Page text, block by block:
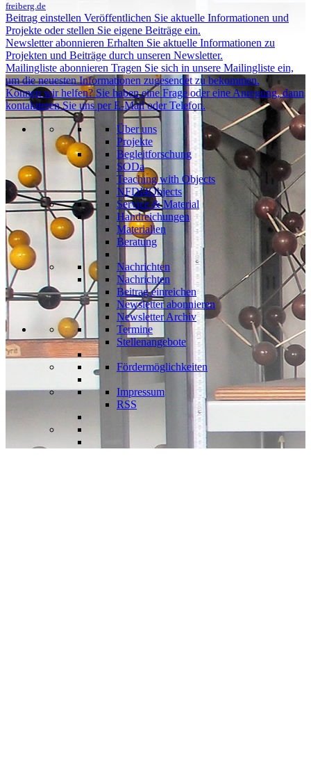
freiberg.de
Beitrag einstellen Veröffentlichen Sie aktuelle Informationen und
Projekte oder stellen Sie eigene Beiträge ein.
Newsletter abonnieren Erhalten Sie aktuelle Informationen zu
Projekten und Beiträge durch unseren Newsletter.
Mailingliste abonnieren Tragen Sie sich in unsere Mailingliste ein,
um die neuesten Informationen zugesendet zu bekommen.
Können wir helfen? Sie haben eine Frage oder eine Anregung, dann
kontaktieren Sie uns per E-Mail oder Telefon.
Über uns
Projekte
Begleitforschung
SODa
Teaching with Objects
NFDI4Objects
Service & Material
Handreichungen
Materialien
Beratung
Nachrichten
Nachrichten
Beitrag einreichen
Newsletter abonnieren
Newsletter Archiv
Termine
Stellenangebote
Fördermöglichkeiten
Impressum
RSS